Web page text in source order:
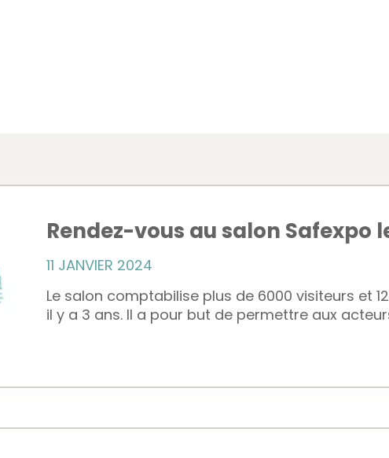
Rendez-vous au salon Safexpo
11 JANVIER 2024
Le salon comptabilise plus de 6000 visiteurs et
il y a 3 ans. Il a pour but de permettre aux